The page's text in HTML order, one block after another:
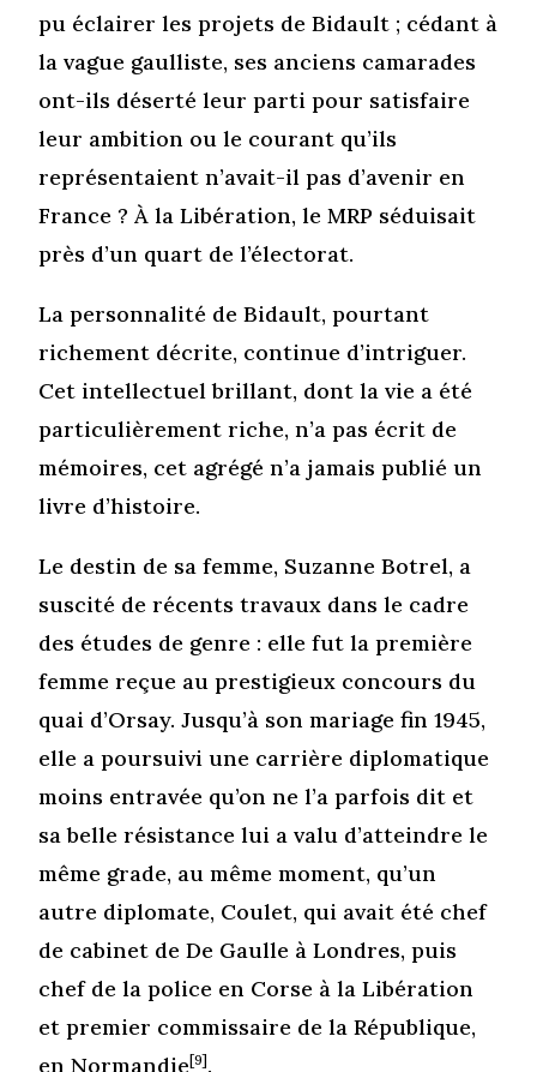
pu éclairer les projets de Bidault ; cédant à
la vague gaulliste, ses anciens camarades
ont-ils déserté leur parti pour satisfaire
leur ambition ou le courant qu’ils
représentaient n’avait-il pas d’avenir en
France ? À la Libération, le MRP séduisait
près d’un quart de l’électorat.
La personnalité de Bidault, pourtant
richement décrite, continue d’intriguer.
Cet intellectuel brillant, dont la vie a été
particulièrement riche, n’a pas écrit de
mémoires, cet agrégé n’a jamais publié un
livre d’histoire.
Le destin de sa femme, Suzanne Botrel, a
suscité de récents travaux dans le cadre
des études de genre : elle fut la première
femme reçue au prestigieux concours du
quai d’Orsay. Jusqu’à son mariage fin 1945,
elle a poursuivi une carrière diplomatique
moins entravée qu’on ne l’a parfois dit et
sa belle résistance lui a valu d’atteindre le
même grade, au même moment, qu’un
autre diplomate, Coulet, qui avait été chef
de cabinet de De Gaulle à Londres, puis
chef de la police en Corse à la Libération
et premier commissaire de la République,
en Normandie[9].